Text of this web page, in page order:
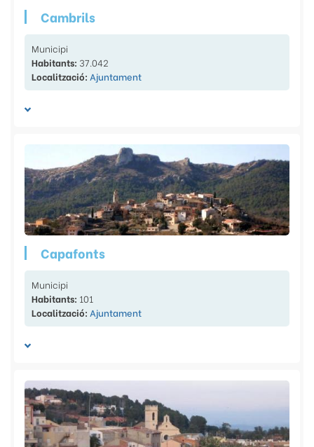
Cambrils
Municipi
Habitants: 37.042
Localització: Ajuntament
Capafonts
Municipi
Habitants: 101
Localització: Ajuntament